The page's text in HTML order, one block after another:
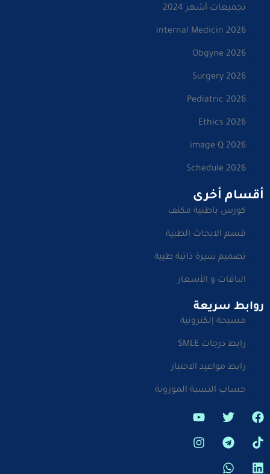
تجميعات أشهر 2024
internal Medicin 2026
Obgyne 2026
Surgery 2026
Pediatric 2026
Ethics 2026
image Q 2026
Schedule 2026
أقسام أخرى
كورس باطنية مكثف
قسم الابحاث الطبية
تصميم سيرة ذاتية طبية
الباقات و الأسعار
روابط سريعة
مسبحة إلكترونية
رابط درجات SMLE
رابط مواعيد الاختبار
حساب النسبة الموزونة